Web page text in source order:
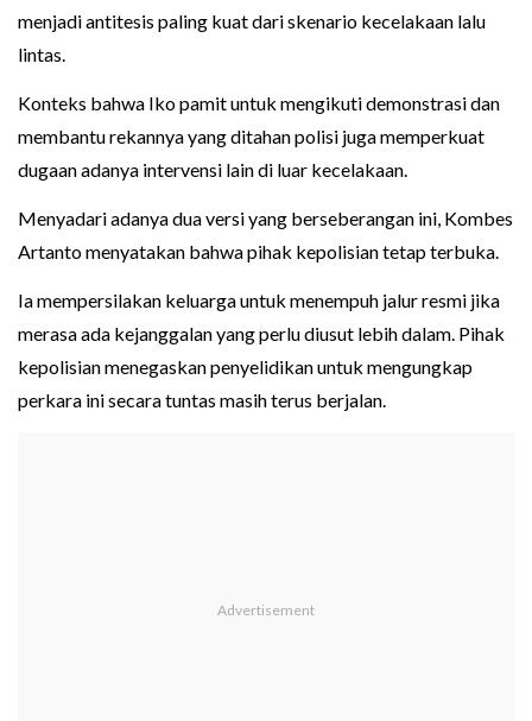
menjadi antitesis paling kuat dari skenario kecelakaan lalu
lintas.
Konteks bahwa Iko pamit untuk mengikuti demonstrasi dan
membantu rekannya yang ditahan polisi juga memperkuat
dugaan adanya intervensi lain di luar kecelakaan.
Menyadari adanya dua versi yang berseberangan ini, Kombes
Artanto menyatakan bahwa pihak kepolisian tetap terbuka.
Ia mempersilakan keluarga untuk menempuh jalur resmi jika
merasa ada kejanggalan yang perlu diusut lebih dalam. Pihak
kepolisian menegaskan penyelidikan untuk mengungkap
perkara ini secara tuntas masih terus berjalan.